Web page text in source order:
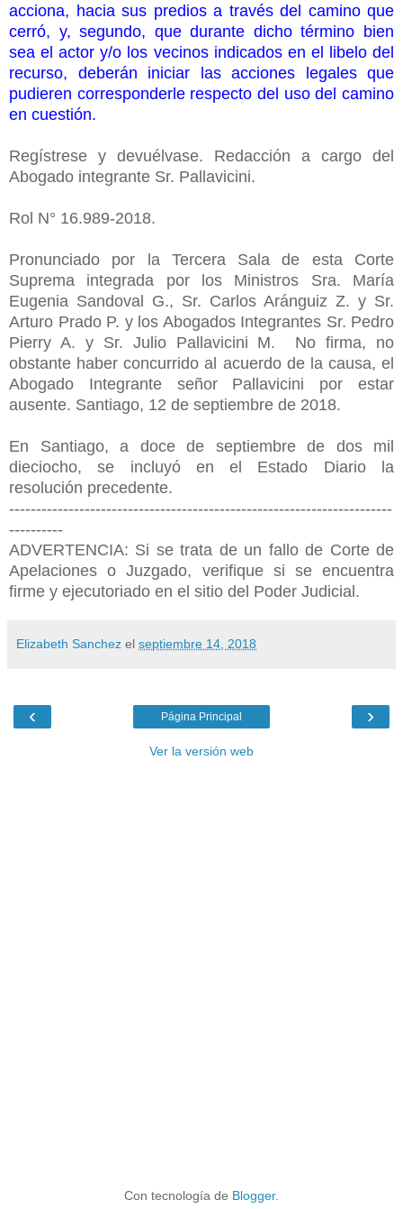
acciona, hacia sus predios a través del camino que
cerró, y, segundo, que durante dicho término bien
sea el actor y/o los vecinos indicados en el libelo del
recurso, deberán iniciar las acciones legales que
pudieren corresponderle respecto del uso del camino
en cuestión.
Regístrese y devuélvase. Redacción a cargo del
Abogado integrante Sr. Pallavicini.
Rol N° 16.989-2018.
Pronunciado por la Tercera Sala de esta Corte
Suprema integrada por los Ministros Sra. María
Eugenia Sandoval G., Sr. Carlos Aránguiz Z. y Sr.
Arturo Prado P. y los Abogados Integrantes Sr. Pedro
Pierry A. y Sr. Julio Pallavicini M. No firma, no
obstante haber concurrido al acuerdo de la causa, el
Abogado Integrante señor Pallavicini por estar
ausente. Santiago, 12 de septiembre de 2018.
En Santiago, a doce de septiembre de dos mil
dieciocho, se incluyó en el Estado Diario la
resolución precedente.
-----------------------------------------------------------------------
----------
ADVERTENCIA: Si se trata de un fallo de Corte de
Apelaciones o Juzgado, verifique si se encuentra
firme y ejecutoriado en el sitio del Poder Judicial.
Elizabeth Sanchez el septiembre 14, 2018
‹ ›
Página Principal
Ver la versión web
Con tecnología de Blogger.